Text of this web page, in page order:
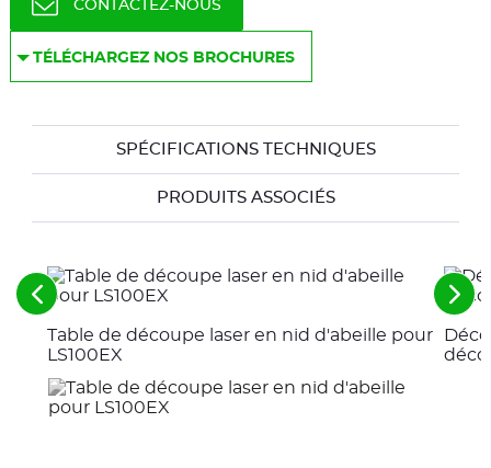
CONTACTEZ-NOUS
TÉLÉCHARGEZ NOS BROCHURES
SPÉCIFICATIONS TECHNIQUES
PRODUITS ASSOCIÉS
Table de découpe laser en nid d'abeille pour
LS100EX
Voir
les
éléments
précédents
Voir
les